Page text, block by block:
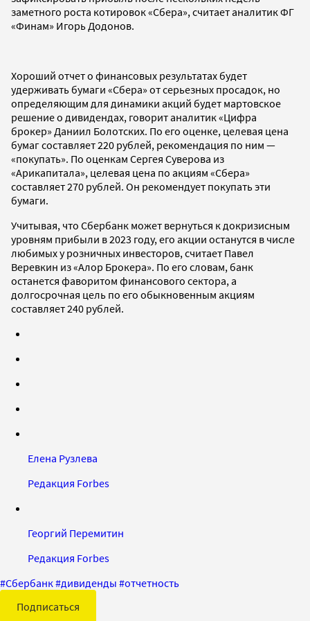
заметного роста котировок «Сбера», считает аналитик ФГ
«Финам» Игорь Додонов.
Хороший отчет о финансовых результатах будет
удерживать бумаги «Сбера» от серьезных просадок, но
определяющим для динамики акций будет мартовское
решение о дивидендах, говорит аналитик «Цифра
брокер» Даниил Болотских. По его оценке, целевая цена
бумаг составляет 220 рублей, рекомендация по ним —
«покупать». По оценкам Сергея Суверова из
«Арикапитала», целевая цена по акциям «Сбера»
составляет 270 рублей. Он рекомендует покупать эти
бумаги.
Учитывая, что Сбербанк может вернуться к докризисным
уровням прибыли в 2023 году, его акции останутся в числе
любимых у розничных инвесторов, считает Павел
Веревкин из «Алор Брокера». По его словам, банк
останется фаворитом финансового сектора, а
долгосрочная цель по его обыкновенным акциям
составляет 240 рублей.
Елена Рузлева
Редакция Forbes
Георгий Перемитин
Редакция Forbes
#Сбербанк#дивиденды #отчетность
Подписаться